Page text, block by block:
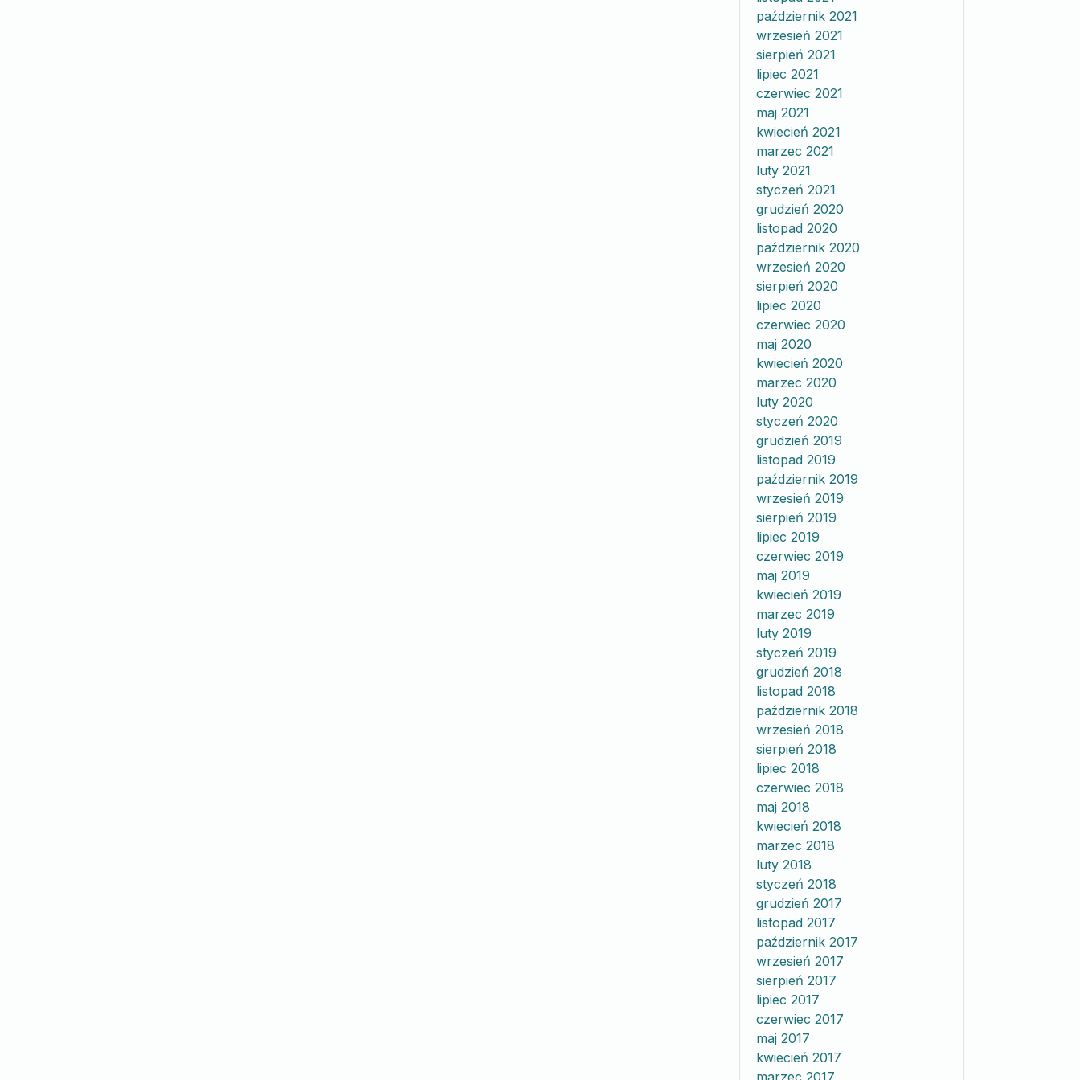
październik 2021
wrzesień 2021
sierpień 2021
lipiec 2021
czerwiec 2021
maj 2021
kwiecień 2021
marzec 2021
luty 2021
styczeń 2021
grudzień 2020
listopad 2020
październik 2020
wrzesień 2020
sierpień 2020
lipiec 2020
czerwiec 2020
maj 2020
kwiecień 2020
marzec 2020
luty 2020
styczeń 2020
grudzień 2019
listopad 2019
październik 2019
wrzesień 2019
sierpień 2019
lipiec 2019
czerwiec 2019
maj 2019
kwiecień 2019
marzec 2019
luty 2019
styczeń 2019
grudzień 2018
listopad 2018
październik 2018
wrzesień 2018
sierpień 2018
lipiec 2018
czerwiec 2018
maj 2018
kwiecień 2018
marzec 2018
luty 2018
styczeń 2018
grudzień 2017
listopad 2017
październik 2017
wrzesień 2017
sierpień 2017
lipiec 2017
czerwiec 2017
maj 2017
kwiecień 2017
marzec 2017